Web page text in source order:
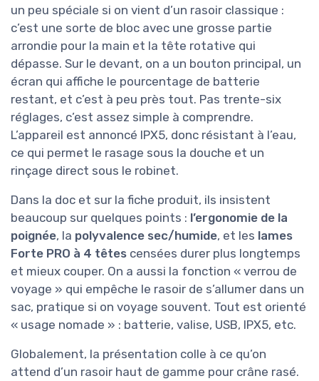
un peu spéciale si on vient d’un rasoir classique :
c’est une sorte de bloc avec une grosse partie
arrondie pour la main et la tête rotative qui
dépasse. Sur le devant, on a un bouton principal, un
écran qui affiche le pourcentage de batterie
restant, et c’est à peu près tout. Pas trente-six
réglages, c’est assez simple à comprendre.
L’appareil est annoncé IPX5, donc résistant à l’eau,
ce qui permet le rasage sous la douche et un
rinçage direct sous le robinet.
Dans la doc et sur la fiche produit, ils insistent
beaucoup sur quelques points : l’ergonomie de la
poignée, la polyvalence sec/humide, et les lames
Forte PRO à 4 têtes censées durer plus longtemps
et mieux couper. On a aussi la fonction « verrou de
voyage » qui empêche le rasoir de s’allumer dans un
sac, pratique si on voyage souvent. Tout est orienté
« usage nomade » : batterie, valise, USB, IPX5, etc.
Globalement, la présentation colle à ce qu’on
attend d’un rasoir haut de gamme pour crâne rasé.